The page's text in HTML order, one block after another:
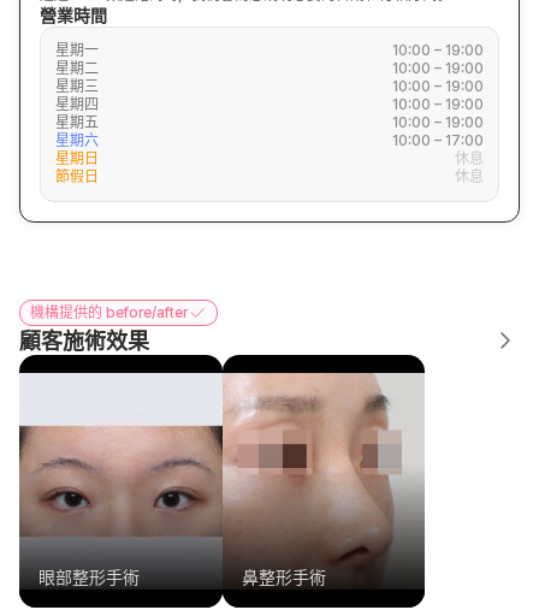
營業時間
星期一
10:00 – 19:00
星期二
10:00 – 19:00
星期三
10:00 – 19:00
星期四
10:00 – 19:00
星期五
10:00 – 19:00
星期六
10:00 – 17:00
星期日
休息
節假日
休息
機構提供的 before/after
顧客施術效果
眼部整形手術 鼻整形手術